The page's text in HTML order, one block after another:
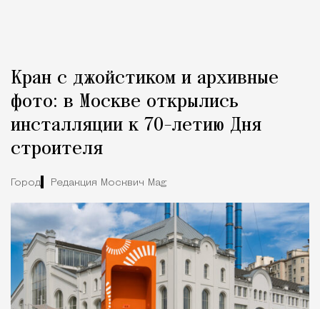
Кран с джойстиком и архивные
фото: в Москве открылись
инсталляции к 70-летию Дня
строителя
Город Редакция Москвич Mag